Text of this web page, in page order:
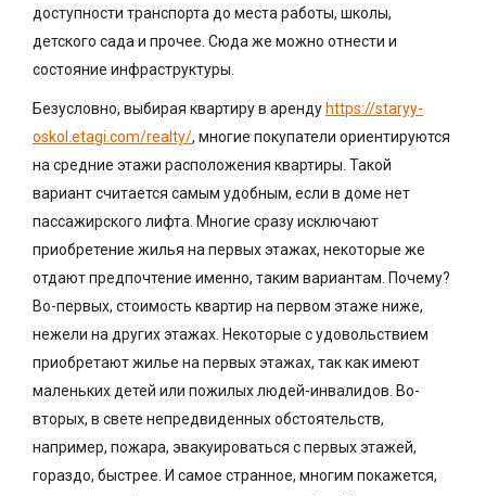
доступности транспорта до места работы, школы,
детского сада и прочее. Сюда же можно отнести и
состояние инфраструктуры.
Безусловно, выбирая квартиру в аренду https://staryy-
oskol.etagi.com/realty/, многие покупатели ориентируются
на средние этажи расположения квартиры. Такой
вариант считается самым удобным, если в доме нет
пассажирского лифта. Многие сразу исключают
приобретение жилья на первых этажах, некоторые же
отдают предпочтение именно, таким вариантам. Почему?
Во-первых, стоимость квартир на первом этаже ниже,
нежели на других этажах. Некоторые с удовольствием
приобретают жилье на первых этажах, так как имеют
маленьких детей или пожилых людей-инвалидов. Во-
вторых, в свете непредвиденных обстоятельств,
например, пожара, эвакуироваться с первых этажей,
гораздо, быстрее. И самое странное, многим покажется,